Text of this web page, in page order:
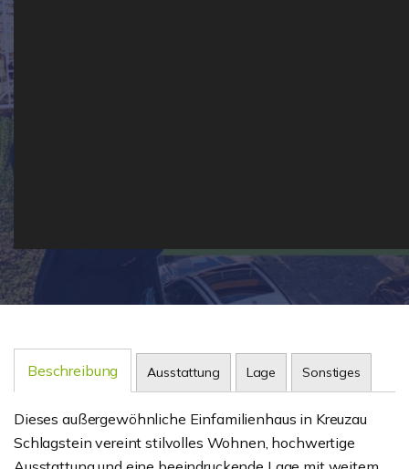
Beschreibung Ausstattung Lage Sonstiges
Dieses außergewöhnliche Einfamilienhaus in Kreuzau
Schlagstein vereint stilvolles Wohnen, hochwertige